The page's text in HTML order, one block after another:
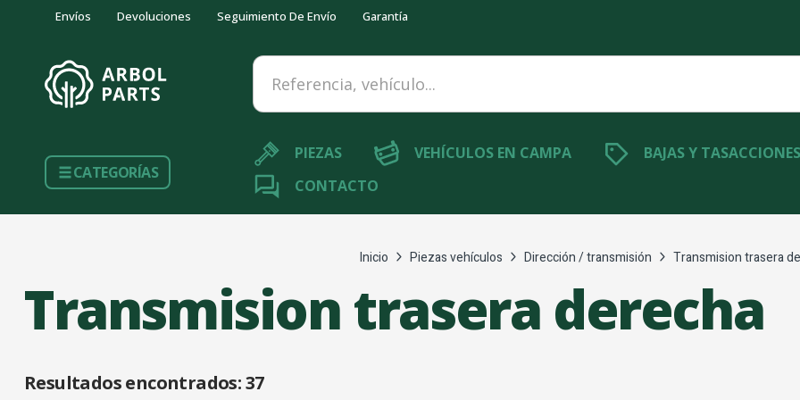
Envíos Devoluciones Seguimiento De Envío Garantía
Referencia, vehículo...
CATEGORÍAS
PIEZAS VEHÍCULOS EN CAMPA BAJAS Y TASACCIONES
CONTACTO
Inicio Piezas vehículos Dirección / transmisión Transmision trasera
Transmision trasera derecha
Resultados encontrados:37